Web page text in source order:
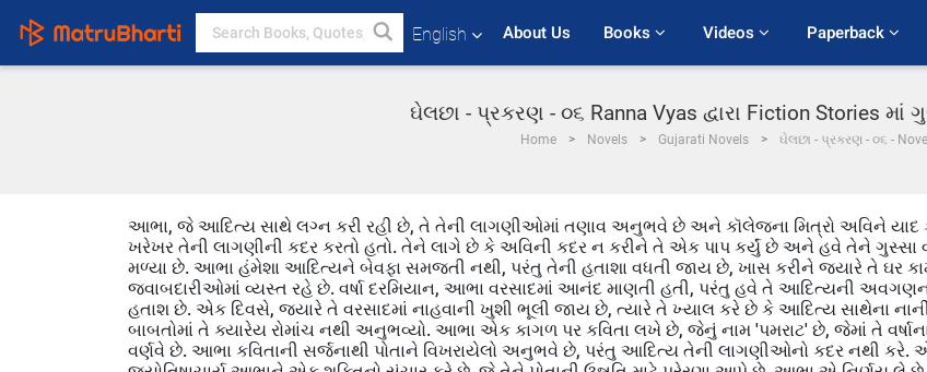
English About Us Books Videos Paperback
ઘેલછા - પ્રકરણ - ૦૬ Ranna Vyas દ્વારા Fiction Stories માં
Home Novels Gujarati Novels ઘેલછા - પ્રકરણ - ૦૬ -
આભા, જે આદિત્ય સાથે લગ્ન કરી રહી છે, તે તેની લાગણીઓમાં તણાવ અનુભવે છે અને કૉલેજના મિત્રો અવિને યાદ
ખરેખર તેની લાગણીની કદર કરતો હતો. તેને લાગે છે કે અવિની કદર ન કરીને તે એક પાપ કર્યું છે અને હવે તેને ગુસ્સા
મળ્યા છે. આભા હંમેશા આદિત્યને બેવફા સમજતી નથી, પરંતુ તેની હતાશા વધતી જાય છે, ખાસ કરીને જ્યારે તે ઘર
જવાબદારીઓમાં વ્યસ્ત રહે છે. વર્ષા દરમિયાન, આભા વરસાદમાં આનંદ માણતી હતી, પરંતુ હવે તે આદિત્યની
હતાશ છે. એક દિવસે, જ્યારે તે વરસાદમાં નાહવાની ખુશી ભૂલી જાય છે, ત્યારે તે ખ્યાલ કરે છે કે આદિત્ય સાથેના
બાબતોમાં તે ક્યારેય રોમાંચ નથી અનુભવ્યો. આભા એક કાગળ પર કવિતા લખે છે, જેનું નામ 'પમરાટ' છે, જેમાં તે
વર્ણવે છે. આભા કવિતાની સર્જનાથી પોતાને વિખરાયેલો અનુભવે છે, પરંતુ આદિત્ય તેની લાગણીઓનો કદર નથી કરે.